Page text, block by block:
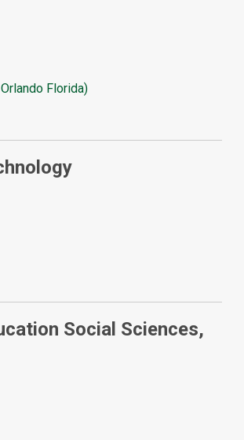
Florida)
Social Sciences,